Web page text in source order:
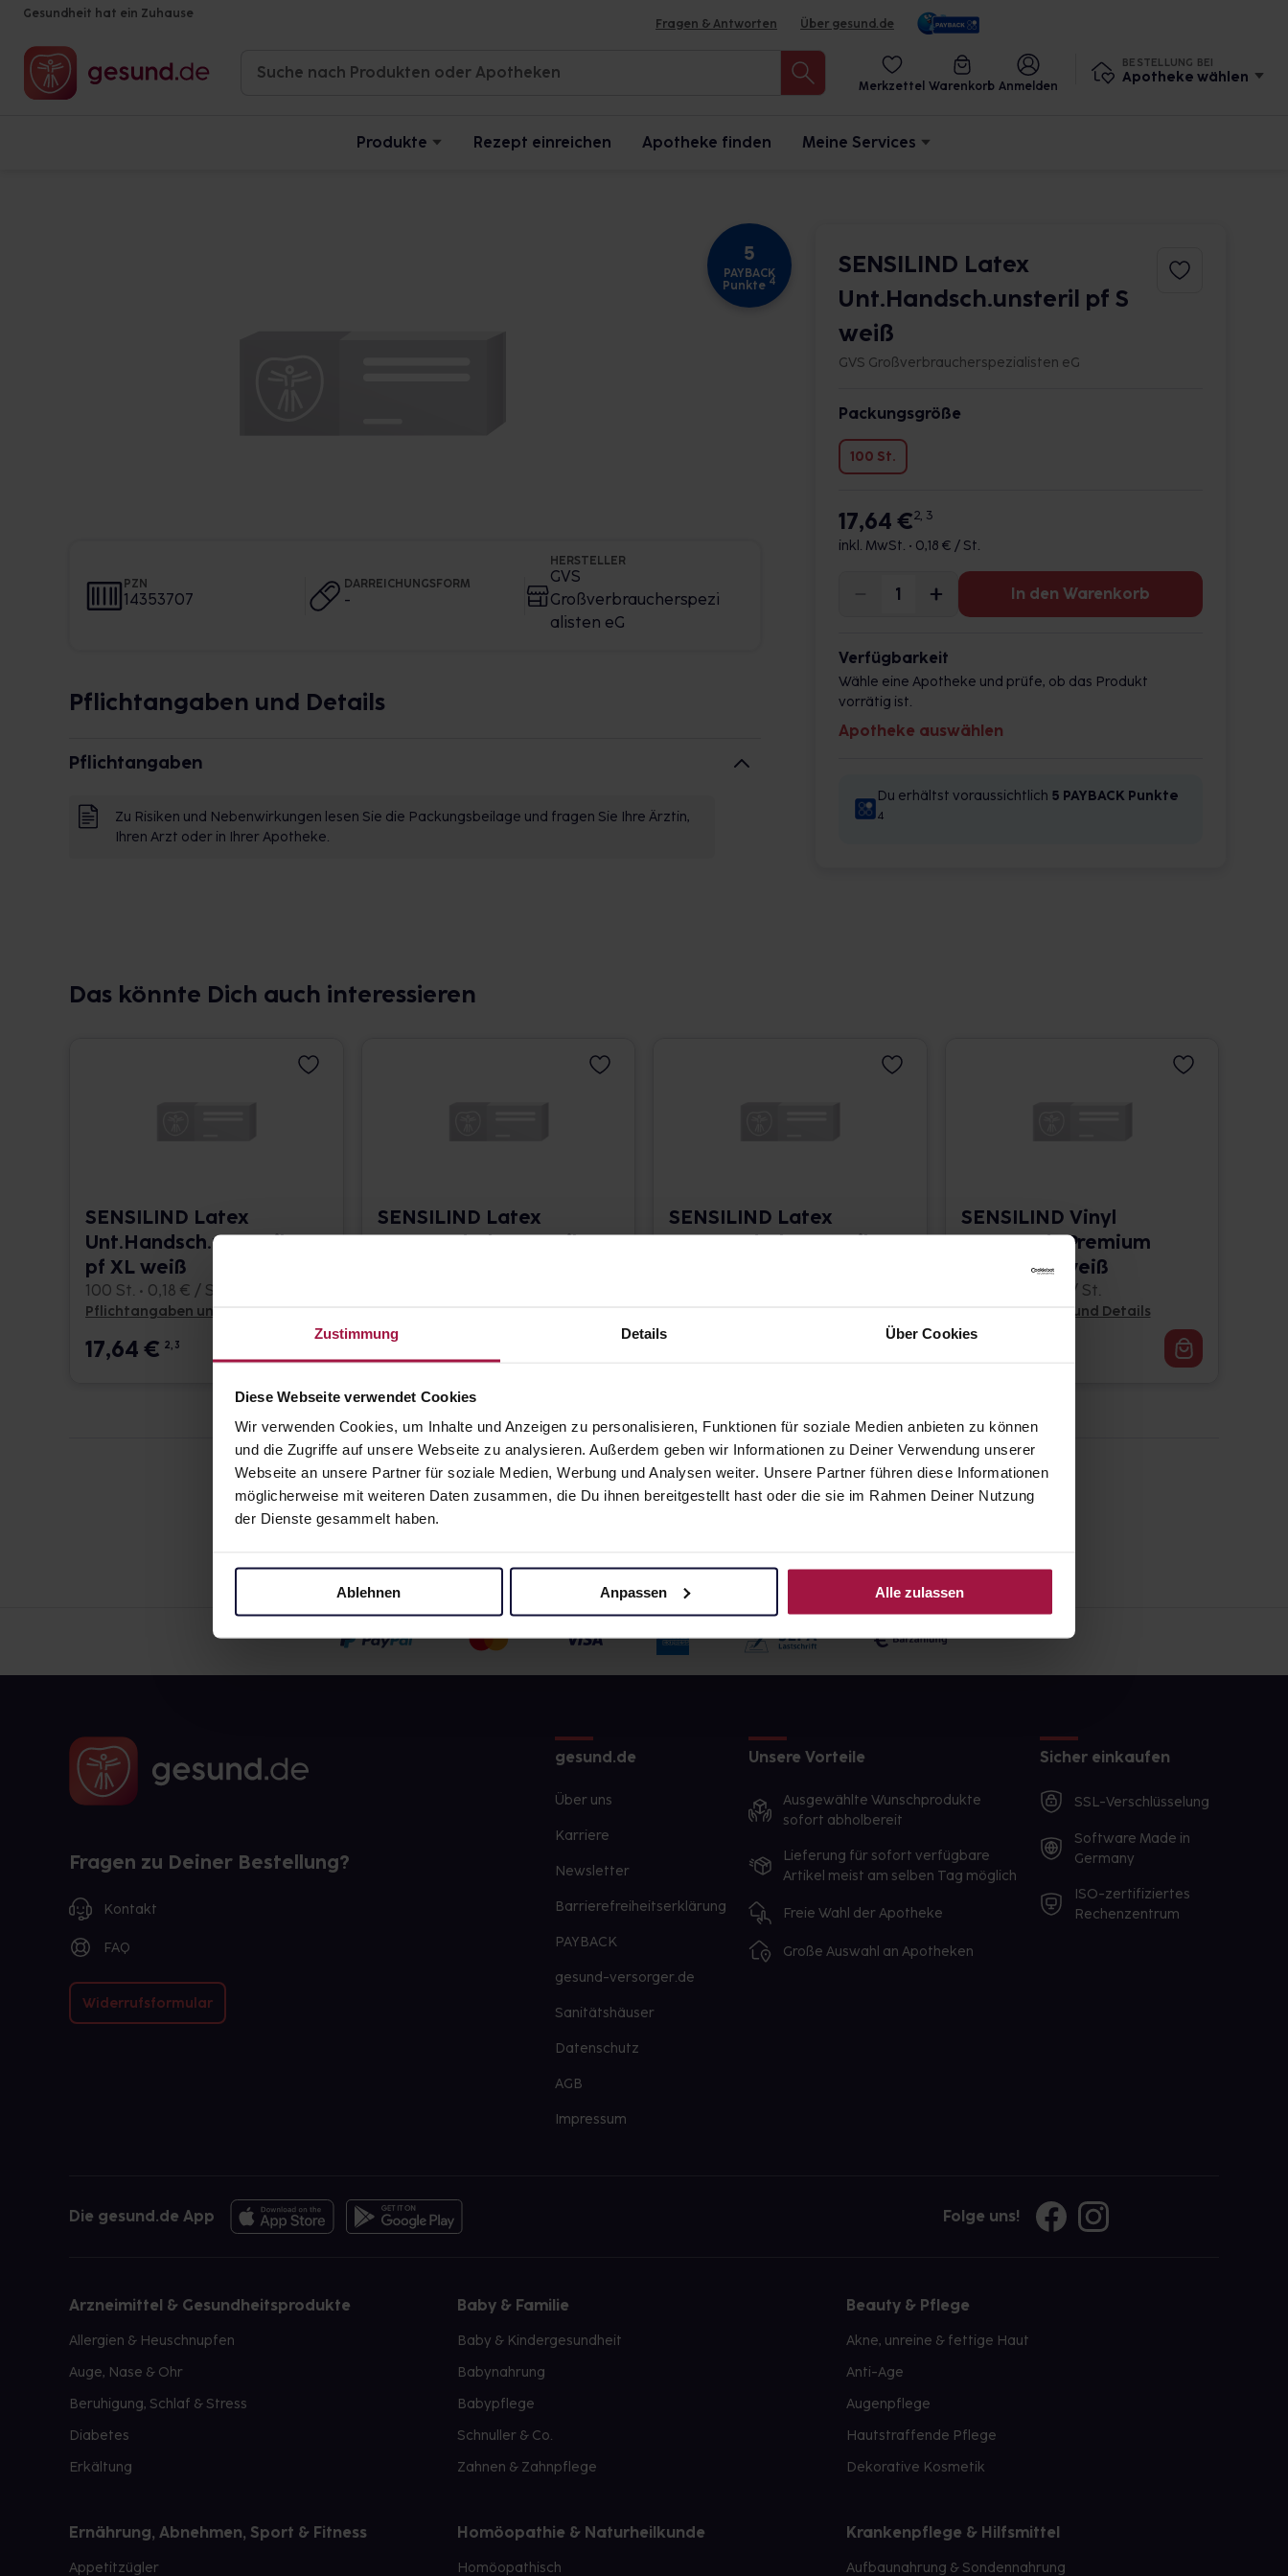
Zustimmung Details Über Cookies
Diese Webseite verwendet Cookies
Wir verwenden Cookies, um Inhalte und Anzeigen zu personalisieren, Funktionen für soziale Medien anbieten zu können
und die Zugriffe auf unsere Webseite zu analysieren. Außerdem geben wir Informationen zu Deiner Verwendung unserer
Webseite an unsere Partner für soziale Medien, Werbung und Analysen weiter. Unsere Partner führen diese Informationen
möglicherweise mit weiteren Daten zusammen, die Du ihnen bereitgestellt hast oder die sie im Rahmen Deiner Nutzung
der Dienste gesammelt haben.
Ablehnen Anpassen Alle zulassen
Gesundheit hat ein Zuhause
Fragen & Antworten Über gesund.de
Merkzettel Warenkorb Anmelden
BESTELLUNG BEI
Apotheke wählen
Produkte Rezept einreichen Apotheke finden Meine Services
5
PAYBACK
Punkte 4
PZN
14353707
DARREICHUNGSFORM
-
HERSTELLER
GVS
Großverbraucherspezi
alisten eG
Pflichtangaben und Details
Pflichtangaben
Zu Risiken und Nebenwirkungen lesen Sie die Packungsbeilage und fragen Sie Ihre Ärztin,
Ihren Arzt oder in Ihrer Apotheke.
SENSILIND Latex
Unt.Handsch.unsteril pf S
weiß
GVS Großverbraucherspezialisten eG
Packungsgröße
100 St.
17,64 €2, 3
inkl. MwSt. • 0,18 € / St.
In den Warenkorb
Verfügbarkeit
Wähle eine Apotheke und prüfe, ob das Produkt
vorrätig ist.
Apotheke auswählen
Du erhältst voraussichtlich 5 PAYBACK Punkte
4
Das könnte Dich auch interessieren
SENSILIND Latex
Unt.Handsch.unsteril
pf XL weiß
100 St. • 0,18 € / St.
Pflichtangaben und Details
17,64€ 2, 3
SENSILIND Latex
Unt.Handsch.unsteril
17,64
SENSILIND Latex
Unt.Handsch.unsteril
SENSILIND Vinyl
Unt.Hands.Premium
unst.pf XL weiß
100 St. • 0,16 € / St.
Pflichtangaben und Details
16,29
Fragen zu Deiner Bestellung?
Kontakt
FAQ
Widerrufsformular
gesund.de
Über uns
Karriere
Newsletter
Barrierefreiheitserklärung
PAYBACK
gesund-versorger.de
Sanitätshäuser
Datenschutz
AGB
Impressum
Unsere Vorteile
Ausgewählte Wunschprodukte
sofort abholbereit
Lieferung für sofort verfügbare
Artikel meist am selben Tag möglich
Freie Wahl der Apotheke
Große Auswahl an Apotheken
Sicher einkaufen
SSL-Verschlüsselung
Software Made in
Germany
ISO-zertifiziertes
Rechenzentrum
Die gesund.de App Folge uns!
Arzneimittel & Gesundheitsprodukte
Allergien & Heuschnupfen
Auge, Nase & Ohr
Beruhigung, Schlaf & Stress
Diabetes
Erkältung
Baby & Familie
Baby & Kindergesundheit
Babynahrung
Babypflege
Schnuller & Co.
Zahnen & Zahnpflege
Beauty & Pflege
Akne, unreine & fettige Haut
Anti-Age
Augenpflege
Hautstraffende Pflege
Dekorative Kosmetik
Ernährung, Abnehmen, Sport & Fitness
Appetitzügler
Homöopathie & Naturheilkunde
Homöopathisch
Krankenpflege & Hilfsmittel
Aufbaunahrung & Sondennahrung